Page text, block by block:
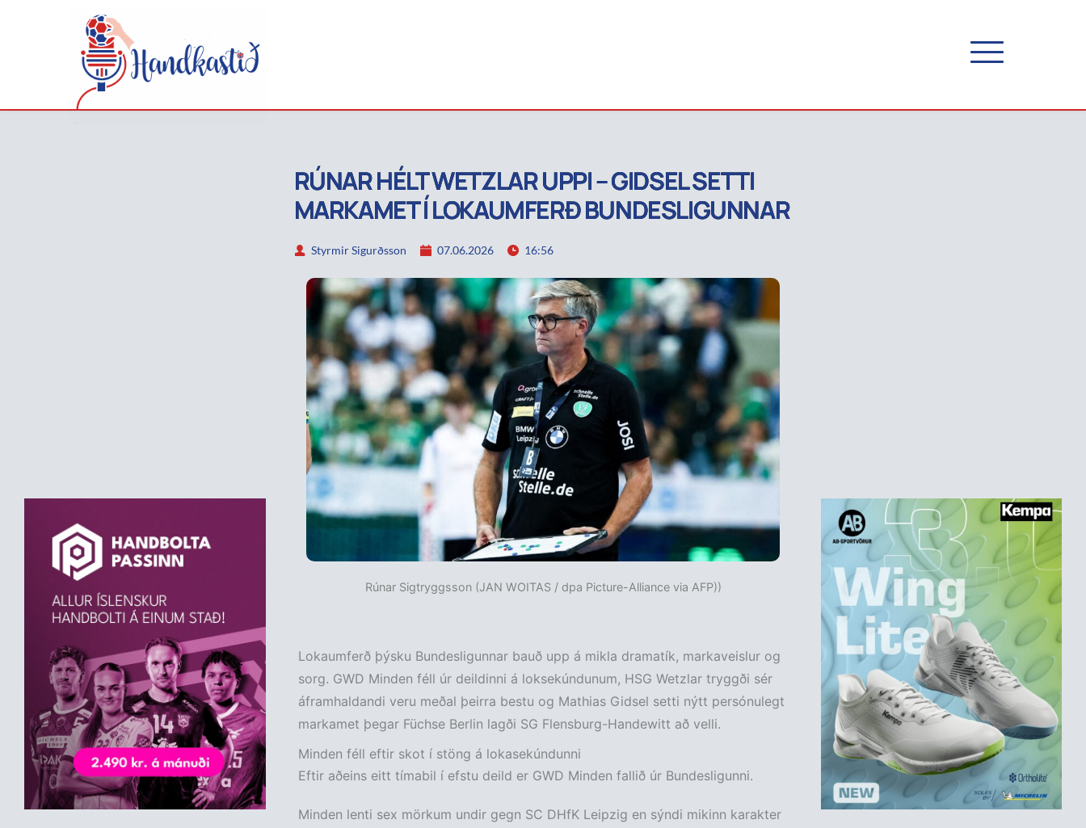
RÚNAR HÉLT WETZLAR UPPI – GIDSEL SETTI
MARKAMET Í LOKAUMFERÐ BUNDESLIGUNNAR
Styrmir Sigurðsson 07.06.2026 16:56
Rúnar Sigtryggsson (JAN WOITAS / dpa Picture-Alliance via AFP))
Lokaumferð þýsku Bundesligunnar bauð upp á mikla dramatík, markaveislur og
sorg. GWD Minden féll úr deildinni á loksekúndunum, HSG Wetzlar tryggði sér
áframhaldandi veru meðal þeirra bestu og Mathias Gidsel setti nýtt persónulegt
markamet þegar Füchse Berlin lagði SG Flensburg-Handewitt að velli.
Minden féll eftir skot í stöng á lokasekúndunni
Eftir aðeins eitt tímabil í efstu deild er GWD Minden fallið úr Bundesligunni.
Minden lenti sex mörkum undir gegn SC DHfK Leipzig en sýndi mikinn karakter